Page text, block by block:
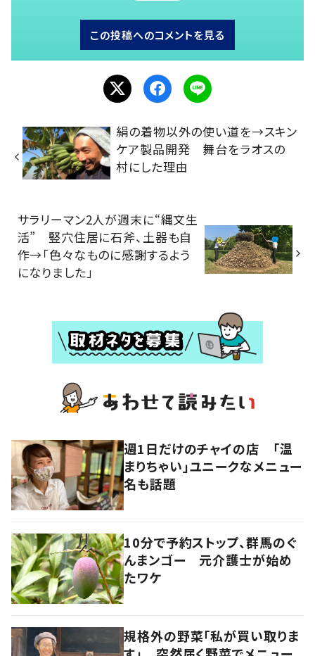
この投稿へのコメントを見る
絹の着物以外の使い道を→スキン
ケア製品開発 舞台をラオスの
村にした理由
サラリーマン2人が週末に“縄文生
活” 竪穴住居に石斧、土器も自
作→「色々なものに感謝するよう
になりました」
週1日だけのチャイの店 「温
まりちゃい」ユニークなメニュー
名も話題
10分で予約ストップ、群馬のぐ
んまンゴー 元介護士が始め
たワケ
規格外の野菜「私が買い取りま